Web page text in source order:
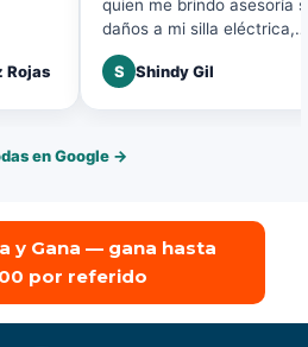
Rojas
quien me brindo asesoría
daños a mi silla eléctrica,
agradezco la buena
disposición a mi solicitud.
S Shindy Gil
en Google →
y Gana — gana hasta
por referido